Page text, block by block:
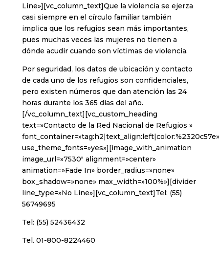
Line»][vc_column_text]Que la violencia se ejerza
casi siempre en el círculo familiar también
implica que los refugios sean más importantes,
pues muchas veces las mujeres no tienen a
dónde acudir cuando son víctimas de violencia.
Por seguridad, los datos de ubicación y contacto
de cada uno de los refugios son confidenciales,
pero existen números que dan atención las 24
horas durante los 365 días del año.
[/vc_column_text][vc_custom_heading
text=»Contacto de la Red Nacional de Refugios »
font_container=»tag:h2|text_align:left|color:%2320c57e»
use_theme_fonts=»yes»][image_with_animation
image_url=»7530″ alignment=»center»
animation=»Fade In» border_radius=»none»
box_shadow=»none» max_width=»100%»][divider
line_type=»No Line»][vc_column_text]Tel: (55)
56749695
Tel: (55) 52436432
Tel. 01-800-8224460